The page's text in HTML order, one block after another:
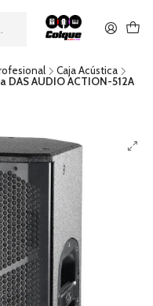
con transferencia bancaria
descuento no es
a gastos de envío.
Caja Acústica
DAS AUDIO ACTION-512A